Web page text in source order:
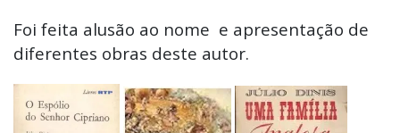
Foi feita alusão ao nome e apresentação de
diferentes obras deste autor.